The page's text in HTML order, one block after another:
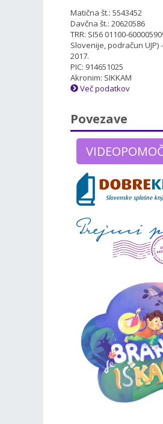
Matična št.: 5543452
Davčna št.: 20620586
TRR: SI56 01100-
Slovenije, podračun UJP)
2017.
PIC: 914651025
Akronim: SIKKAM
Več podatkov
Povezave